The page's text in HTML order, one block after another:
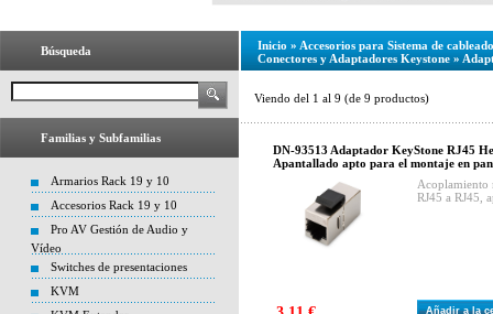
Búsqueda
Familias y Subfamilias
Armarios Rack 19 y 10
Accesorios Rack 19 y 10
Pro AV Gestión de Audio y
Vídeo
Switches de presentaciones
KVM
Inicio » Accesorios para Sistema de
Conectores y Adaptadores Keystone »
Viendo del 1 al 9 (de 9 productos)
DN-93513 Adaptador KeyStone RJ45
Apantallado apto para el montaje en
Acoplamiento
RJ45 a RJ45,
Añadir a la